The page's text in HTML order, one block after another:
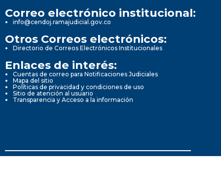
Correo electrónico institucional:
info@cendoj.ramajudicial.gov.co
Otros Correos electrónicos:
Directorio de Correos Electrónicos Institucionales
Enlaces de interés:
Cuentas de correo para Notificaciones Judiciales
Mapa del sitio
Políticas de privacidad y condiciones de uso
Sitio de atención al usuario
Transparencia y Acceso a la información